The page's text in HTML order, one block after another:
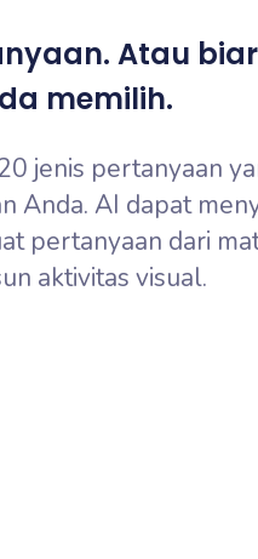
Atau
memilih.
jenis pertanyaan
Anda. AI dapat
pertanyaan dari
aktivitas visual.